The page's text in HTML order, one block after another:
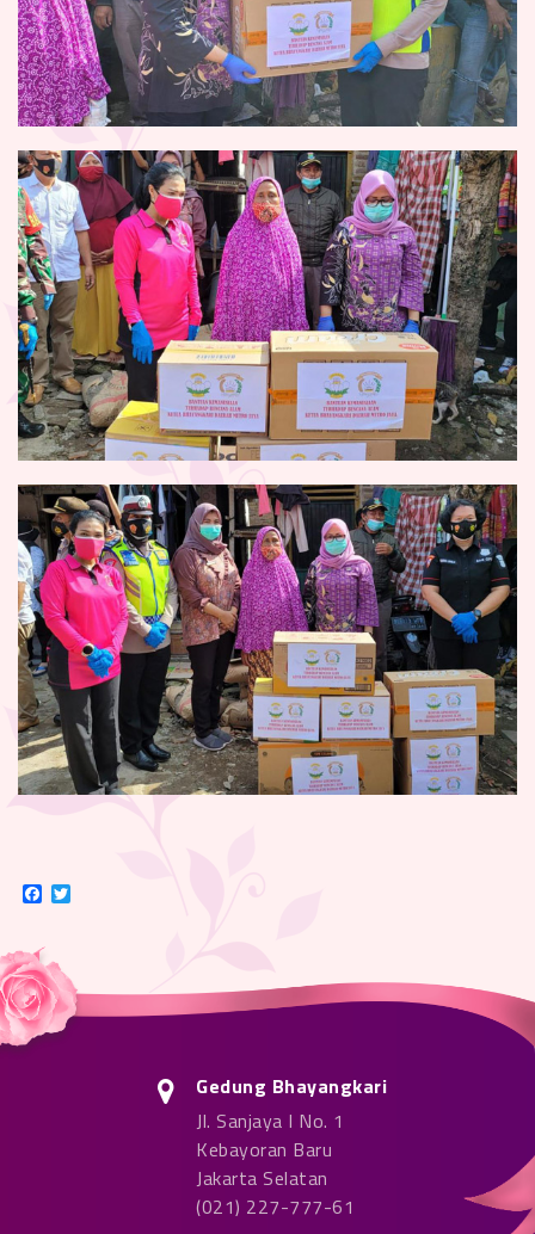
Facebook
Gedung Bhayangkari
Jl. Sanjaya I No. 1
Kebayoran Baru
Jakarta Selatan
(021) 227-777-61